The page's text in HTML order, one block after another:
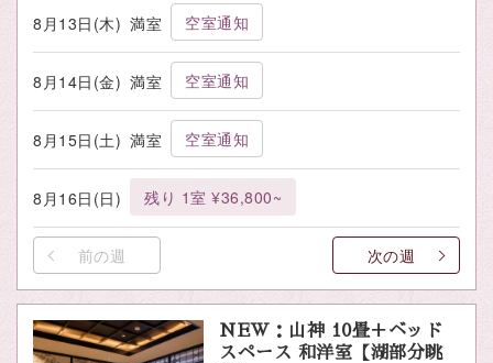
8月13日(木) 満室 空室通知
8月14日(金) 満室 空室通知
8月15日(土) 満室 空室通知
8月16日(日) 残り 1室 ¥36,800~
前の週 次の週
NEW：山神 10畳＋ベッド
スペース 和洋室【湖部分眺